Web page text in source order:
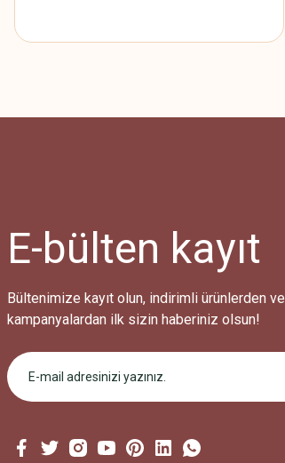
E-bülten kayıt
Bültenimize kayıt olun, indirimli ürünlerden ve
kampanyalardan ilk sizin haberiniz olsun!